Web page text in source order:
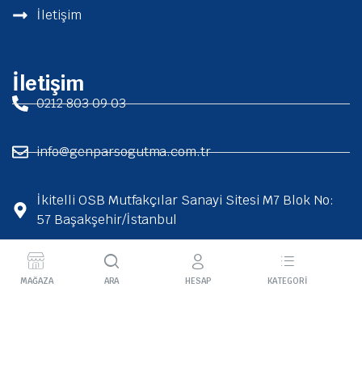
İletişim
İletişim
0212 803 09 03
info@genparsogutma.com.tr
İkitelli OSB Mutfakçılar Sanayi Sitesi M7 Blok No:
57 Başakşehir/İstanbul